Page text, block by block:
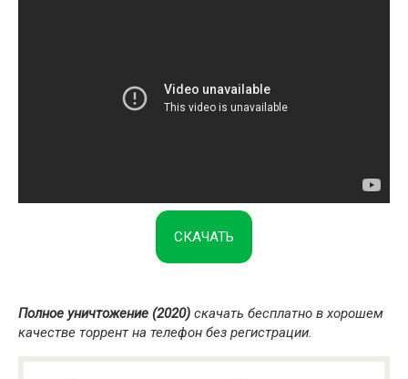
СКАЧАТЬ
Полное уничтожение (2020) скачать бесплатно в хорошем
качестве торрент на телефон без регистрации.